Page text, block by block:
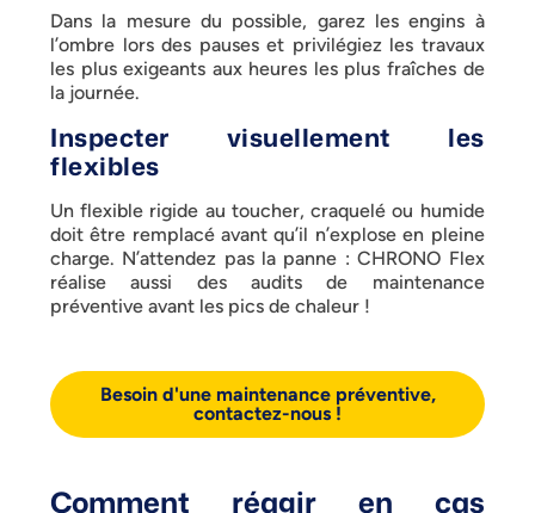
Dans la mesure du possible, garez les engins à
l’ombre lors des pauses et privilégiez les travaux
les plus exigeants aux heures les plus fraîches de
la journée.
Inspecter visuellement les
flexibles
Un flexible rigide au toucher, craquelé ou humide
doit être remplacé avant qu’il n’explose en pleine
charge. N’attendez pas la panne : CHRONO Flex
réalise aussi des audits de maintenance
préventive avant les pics de chaleur !
Besoin d'une maintenance préventive,
contactez-nous !
Comment réagir en cas